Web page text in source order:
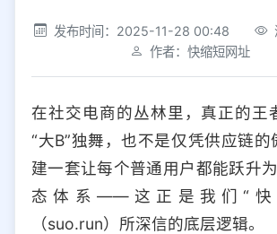
社交平台 电商平台
选择防红平台类型，避免链接被拦截
平台设置
iOS Android PC 其他
选择允许访问的平台类型
发布时间：2025-11-28 00:48
作者：快缩短网址
在社交电商的丛林里，真正的王
“大B”独舞，也不是仅凭供应链
建一套让每个普通用户都能跃升
态体系——这正是我们“快
（suo.run）所深信的底层逻辑。